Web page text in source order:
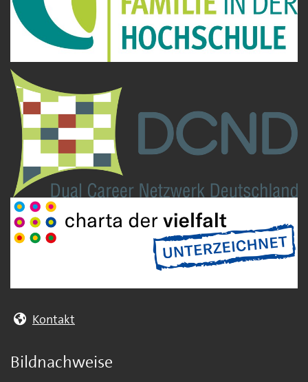
Kontakt
Bildnachweise